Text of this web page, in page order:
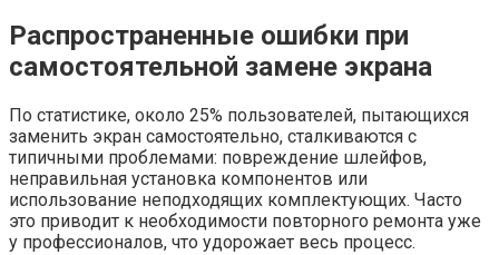
Распространенные ошибки при
самостоятельной замене экрана
По статистике, около 25% пользователей, пытающихся
заменить экран самостоятельно, сталкиваются с
типичными проблемами: повреждение шлейфов,
неправильная установка компонентов или
использование неподходящих комплектующих. Часто
это приводит к необходимости повторного ремонта уже
у профессионалов, что удорожает весь процесс.